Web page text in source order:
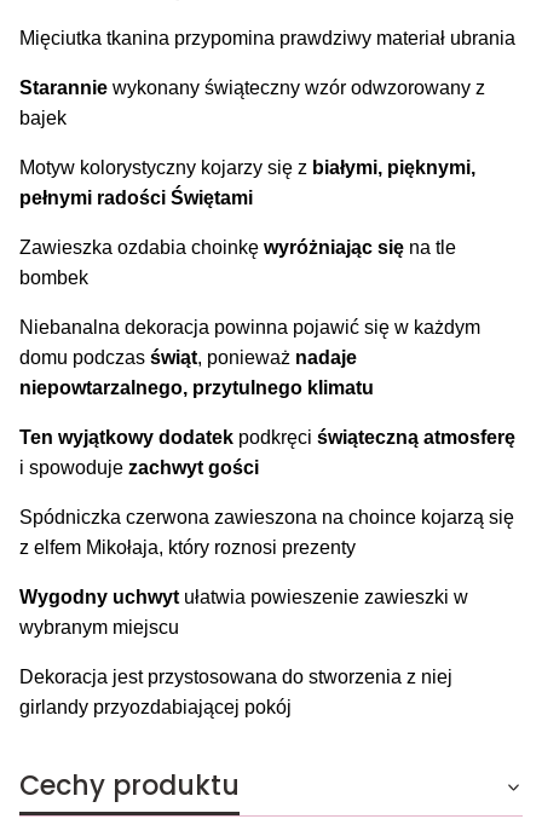
Mięciutka tkanina przypomina prawdziwy materiał ubrania
Starannie wykonany świąteczny wzór odwzorowany z
bajek
Motyw kolorystyczny kojarzy się z białymi, pięknymi,
pełnymi radości Świętami
Zawieszka ozdabia choinkę wyróżniając się na tle
bombek
Niebanalna dekoracja powinna pojawić się w każdym
domu podczas świąt, ponieważ nadaje
niepowtarzalnego, przytulnego klimatu
Ten wyjątkowy dodatek podkręci świąteczną atmosferę
i spowoduje zachwyt gości
Spódniczka czerwona zawieszona na choince kojarzą się
z elfem Mikołaja, który roznosi prezenty
Wygodny uchwyt ułatwia powieszenie zawieszki w
wybranym miejscu
Dekoracja jest przystosowana do stworzenia z niej
girlandy przyozdabiającej pokój
Cechy produktu